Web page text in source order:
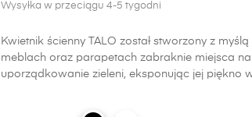
Wysyłka w przeciągu 4-5 tygodni
Kwietnik ścienny TALO został stworzony z
meblach oraz parapetach zabraknie miejsca
uporządkowanie zieleni, eksponując jej piękno